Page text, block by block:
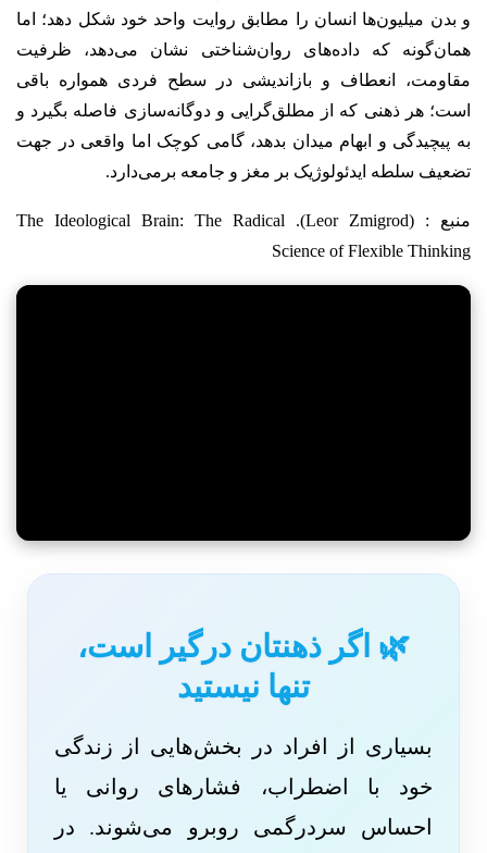
و بدن میلیون‌ها انسان را مطابق روایت واحد خود شکل دهد؛ اما
همان‌گونه که داده‌های روان‌شناختی نشان می‌دهد، ظرفیت
مقاومت، انعطاف و بازاندیشی در سطح فردی همواره باقی
است؛ هر ذهنی که از مطلق‌گرایی و دوگانه‌سازی فاصله بگیرد و
به پیچیدگی و ابهام میدان بدهد، گامی کوچک اما واقعی در جهت
تضعیف سلطه ایدئولوژیک بر مغز و جامعه برمی‌دارد.
منبع : (Leor Zmigrod). The Ideological Brain: The Radical
Science of Flexible Thinking
🌿 اگر ذهنتان درگیر است،
تنها نیستید
بسیاری از افراد در بخش‌هایی از زندگی
خود با اضطراب، فشارهای روانی یا
احساس سردرگمی روبرو می‌شوند. در